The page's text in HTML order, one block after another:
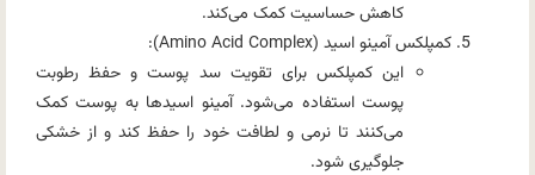
کاهش حساسیت کمک می‌کند.
کمپلکس آمینو اسید (Amino Acid Complex):
این کمپلکس برای تقویت سد پوست و حفظ رطوبت
پوست استفاده می‌شود. آمینو اسیدها به پوست کمک
می‌کنند تا نرمی و لطافت خود را حفظ کند و از خشکی
جلوگیری شود.